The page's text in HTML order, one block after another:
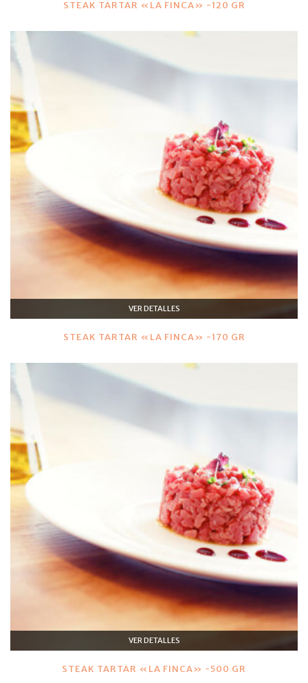
STEAK TARTAR «LA FINCA» -120 GR
VER DETALLES
STEAK TARTAR «LA FINCA» -170 GR
VER DETALLES
STEAK TARTAR «LA FINCA» -500 GR